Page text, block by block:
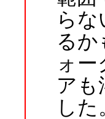
らな
るか
ォ
アも
した